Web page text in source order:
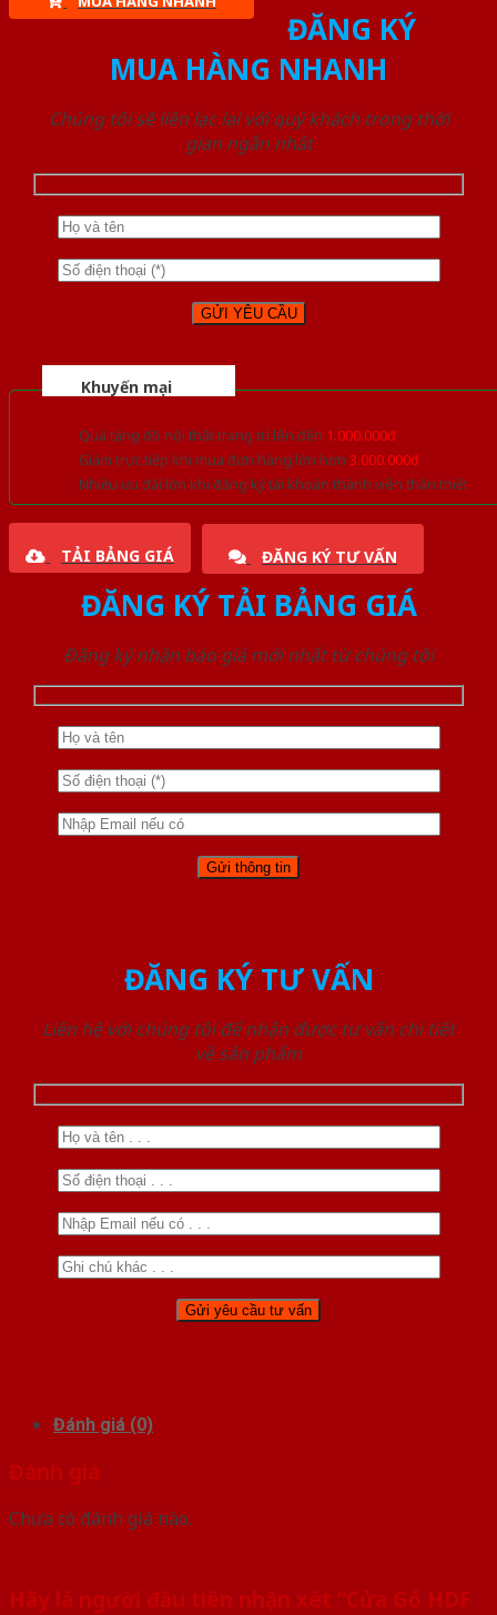
ĐĂNG KÝ
MUA HÀNG NHANH
Chúng tôi sẽ liên lạc lại với quý khách trong thời
gian ngắn nhất
Khuyến mại
Quà tặng đồ nội thất trang trí lên đến 1.000.000đ
Giảm trực tiếp khi mua đơn hàng lớn hơn 3.000.000đ
Nhiều ưu đãi lớn khi đăng ký tài khoản thành viên thân thiết
TẢI BẢNG GIÁ ĐĂNG KÝ TƯ VẤN
ĐĂNG KÝ TẢI BẢNG GIÁ
Đăng ký nhận báo giá mới nhất từ chúng tôi
ĐĂNG KÝ TƯ VẤN
Liên hệ với chúng tôi để nhận được tư vấn chi tiết
về sản phẩm
Đánh giá (0)
Đánh giá
Chưa có đánh giá nào.
Hãy là người đầu tiên nhận xét “Cửa Gỗ HDF